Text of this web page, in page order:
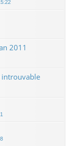
2011
introuvable